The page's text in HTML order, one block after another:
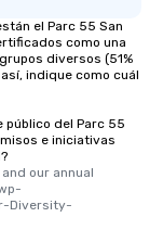
el Parc 55 San
como una
diversos (51%
indique como cuál
público del Parc 55
e iniciativas
our annual
Diversity-